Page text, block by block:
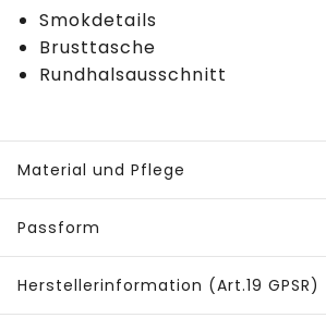
Smokdetails
Brusttasche
Rundhalsausschnitt
Material und Pflege
Passform
Herstellerinformation (Art.19 GPSR)